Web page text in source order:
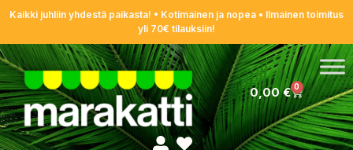
Kaikki juhliin yhdestä paikasta! • Kotimainen ja nopea • Ilmainen toimitus
yli 70€ tilauksiin!
0,00€ 0